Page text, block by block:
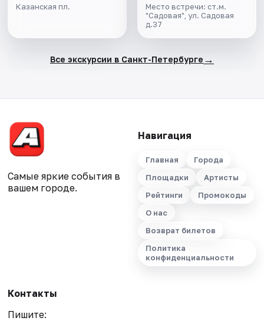
Казанская пл.
Место встречи: ст.м.
"Садовая", ул. Садовая
д.37
Все экскурсии в Санкт-Петербурге →
Самые яркие события в
вашем городе.
Навигация
Главная
Города
Площадки
Артисты
Рейтинги
Промокоды
О нас
Возврат билетов
Политика
конфиденциальности
Контакты
Пишите: